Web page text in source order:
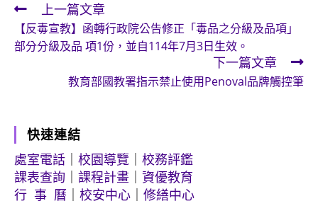
Read
more
articles
上一篇文章
【反毒宣教】函轉行政院公告修正「毒品之分級及品項」
部分分級及品 項1份，並自114年7月3日生效。
下一篇文章
教育部國教署指示禁止使用Penoval品牌觸控筆
快速連結
處室電話
校園導覽
校務評鑑
課表查詢
課程計畫
資優教育
行 事 曆
校安中心
修繕中心